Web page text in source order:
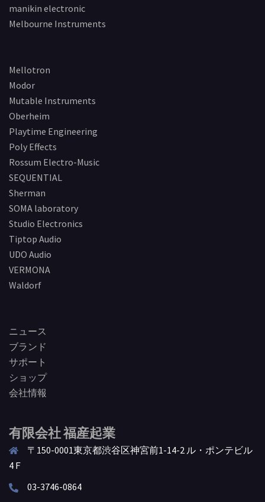
manikin electronic
Melbourne Instruments
Mellotron
Modor
Mutable Instruments
Oberheim
Playtime Engineering
Poly Effects
Rossum Electro-Music
SEQUENTIAL
Sherman
SOMA laboratory
Studio Electronics
Tiptop Audio
UDO Audio
VERMONA
Waldorf
ニュース
ブランド
サポート
ショップ
会社情報
有限会社 福産起業
〒150-0001東京都渋谷区神宮前1-14-2 ル・ポンテビル
4Ｆ
03-3746-0864